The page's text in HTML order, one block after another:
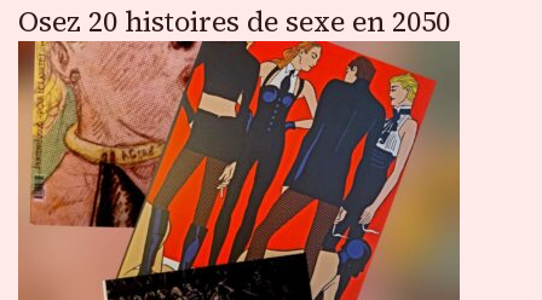
Osez 20 histoires de sexe en 2050